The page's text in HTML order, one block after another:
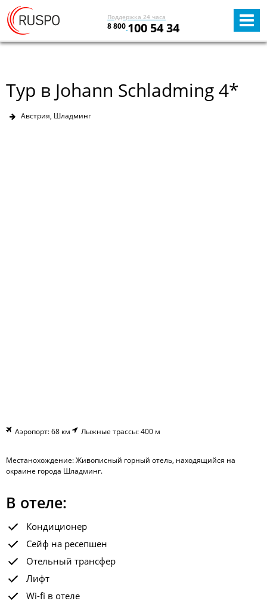
Поддержка 24 часа
8 800 100 54 34
Тур в Johann Schladming 4*
Австрия, Шладминг
Аэропорт: 68 км Лыжные трассы: 400 м
Местанохождение: Живописный горный отель, находящийся на
окраине города Шладминг.
В отеле:
Кондиционер
Сейф на ресепшен
Отельный трансфер
Лифт
Wi-fi в отеле